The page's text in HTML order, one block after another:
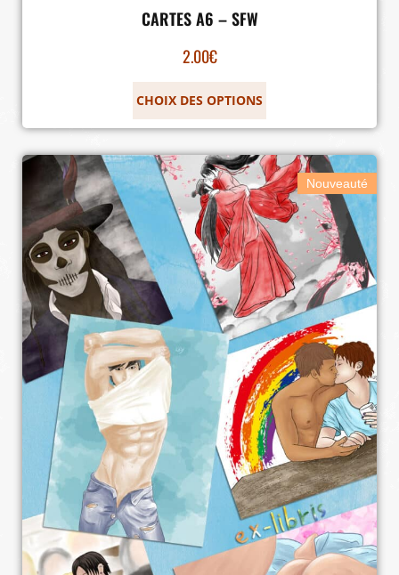
CARTES A6 – SFW
2.00€
CHOIX DES OPTIONS
Nouveauté